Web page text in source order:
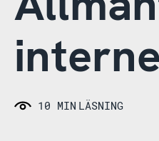
10 MIN LÄSNING